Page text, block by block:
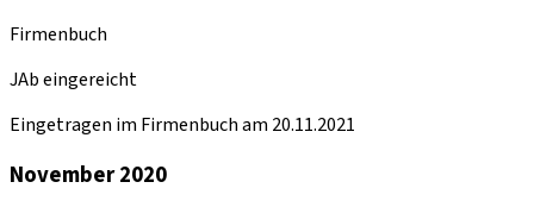
Firmenbuch
JAb eingereicht
Eingetragen im Firmenbuch am 20.11.2021
November 2020